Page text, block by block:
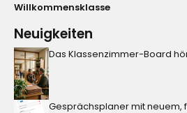
Willkommensklasse
Neuigkeiten
Das Klassenzimmer-Board
Gesprächsplaner mit neuem,